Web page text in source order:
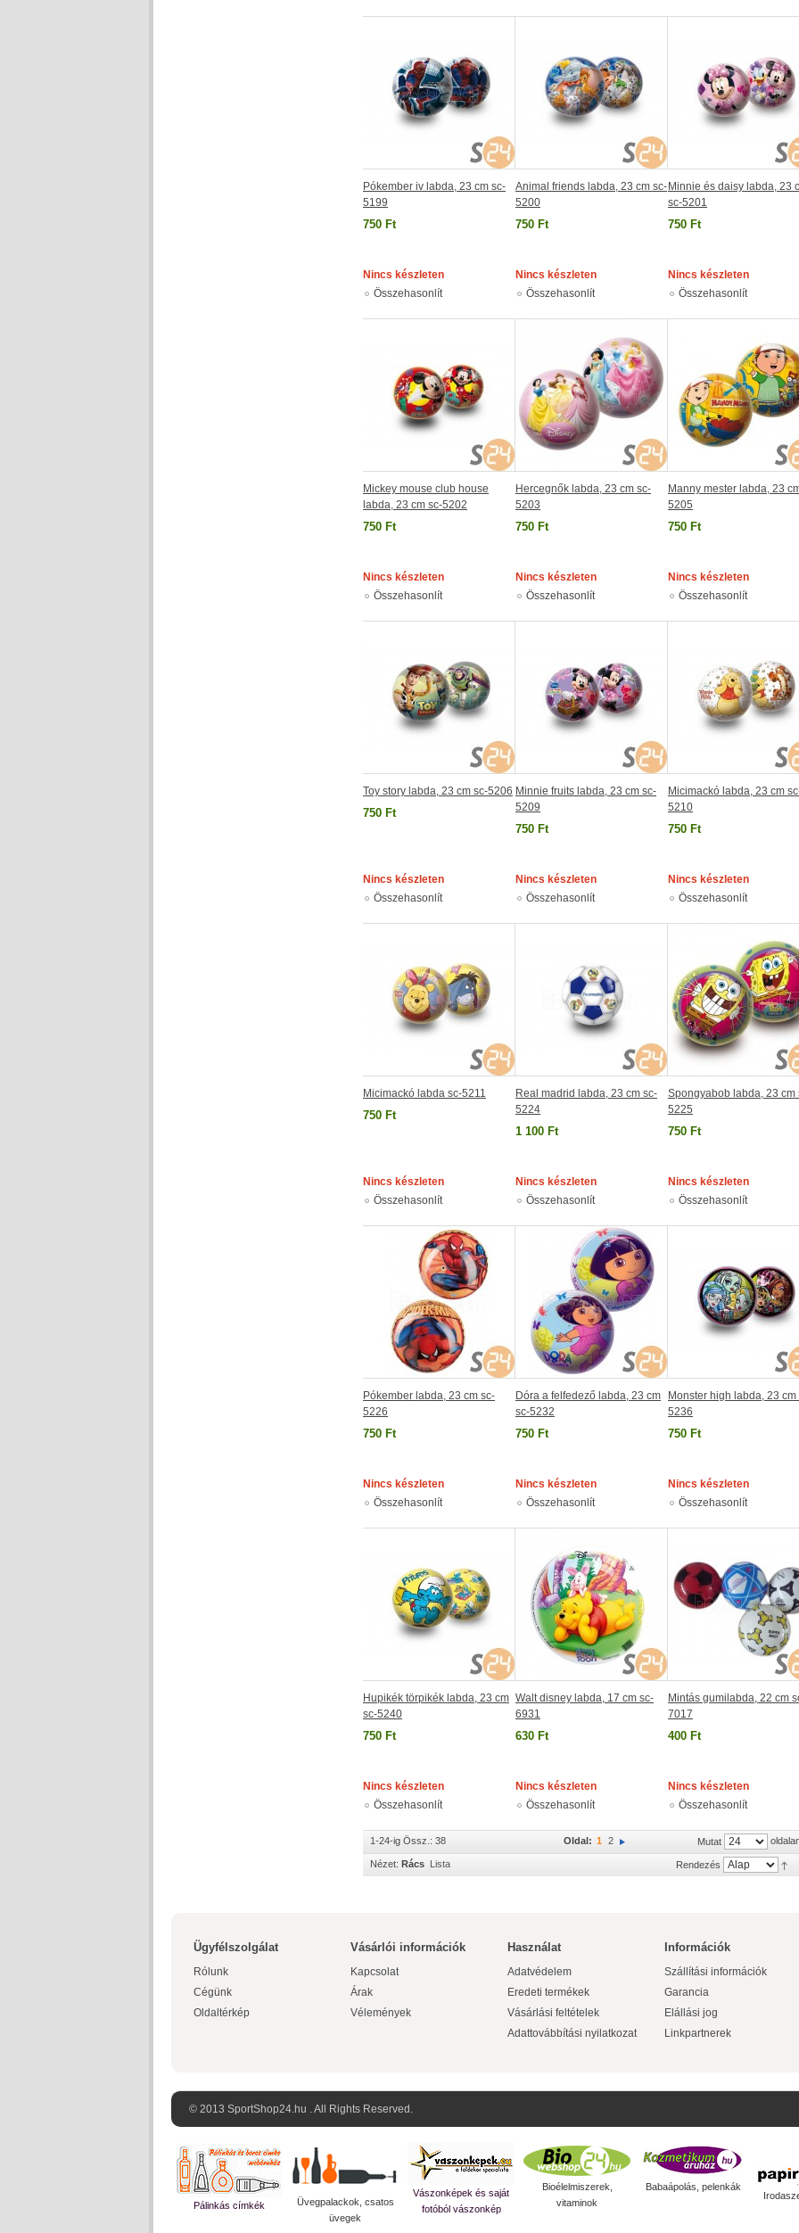
Pókember iv labda, 23 cm sc-
5199
750 Ft
Nincs készleten
Összehasonlít
Animal friends labda, 23 cm sc-
5200
750 Ft
Nincs készleten
Összehasonlít
Minnie és daisy labda, 23
sc-5201
750 Ft
Nincs készleten
Összehasonlít
Mickey mouse club house
labda, 23 cm sc-5202
750 Ft
Nincs készleten
Összehasonlít
Hercegnők labda, 23 cm sc-
5203
750 Ft
Nincs készleten
Összehasonlít
Manny mester labda, 23
5205
750 Ft
Nincs készleten
Összehasonlít
Toy story labda, 23 cm sc-5206
750 Ft
Nincs készleten
Összehasonlít
Minnie fruits labda, 23 cm sc-
5209
750 Ft
Nincs készleten
Összehasonlít
Micimackó labda, 23 cm
5210
750 Ft
Nincs készleten
Összehasonlít
Micimackó labda sc-5211
750 Ft
Nincs készleten
Összehasonlít
Real madrid labda, 23 cm sc-
5224
1 100 Ft
Nincs készleten
Összehasonlít
Spongyabob labda, 23 cm
5225
750 Ft
Nincs készleten
Összehasonlít
Pókember labda, 23 cm sc-
5226
750 Ft
Nincs készleten
Összehasonlít
Dóra a felfedező labda, 23 cm
sc-5232
750 Ft
Nincs készleten
Összehasonlít
Monster high labda, 23 cm
5236
750 Ft
Nincs készleten
Összehasonlít
Hupikék törpikék labda, 23 cm
sc-5240
750 Ft
Nincs készleten
Összehasonlít
Walt disney labda, 17 cm sc-
6931
630 Ft
Nincs készleten
Összehasonlít
Mintás gumilabda, 22 cm
7017
400 Ft
Nincs készleten
Összehasonlít
1-24-ig Össz.: 38 Mutat
Oldal: 1 2
Nézet: Rács Lista Rendezés
Ügyfélszolgálat
Rólunk
Cégünk
Oldaltérkép
Vásárlói információk
Kapcsolat
Árak
Vélemények
Használat
Adatvédelem
Eredeti termékek
Vásárlási feltételek
Adattovábbítási nyilatkozat
Információk
Szállítási információk
Garancia
Elállási jog
Linkpartnerek
© 2013 SportShop24.hu . All Rights Reserved.
Pálinkás címkék
Üvegpalackok, csatos
üvegek
Vászonképek és saját
fotóból vászonkép
Bioélelmiszerek,
vitaminok
Babaápolás, pelenkák